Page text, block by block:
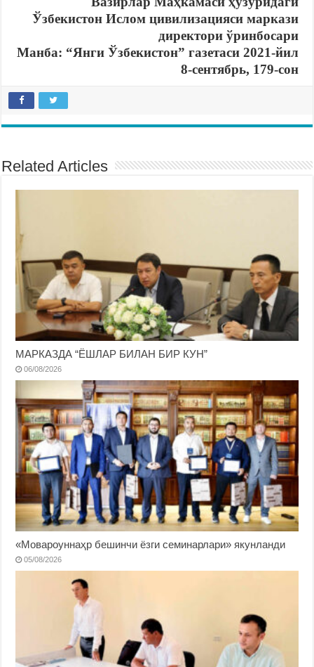
Ўзбекистон Ислом цивилизацияси маркази
директори ўринбосари
Манба: “Янги Ўзбекистон” газетаси 2021-йил
8-сентябрь, 179-сон
Related Articles
МАРКАЗДА “ЁШЛАР БИЛАН БИР КУН”
06/08/2026
«Мовароуннаҳр бешинчи ёзги семинарлари» якунланди
05/08/2026